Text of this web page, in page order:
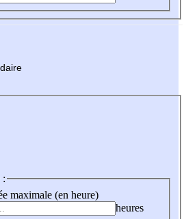
:
maximale (en heure)
heures